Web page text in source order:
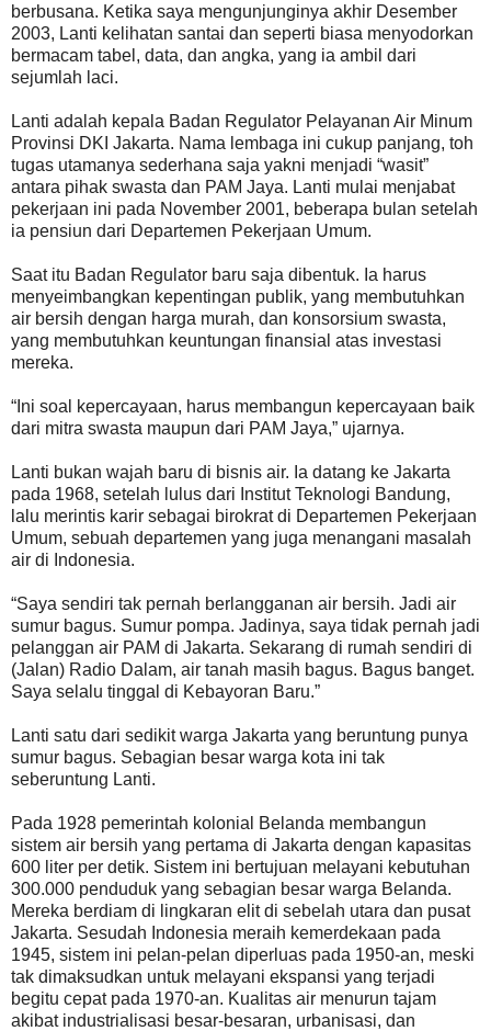
berbusana. Ketika saya mengunjunginya akhir Desember
2003, Lanti kelihatan santai dan seperti biasa menyodorkan
bermacam tabel, data, dan angka, yang ia ambil dari
sejumlah laci.
Lanti adalah kepala Badan Regulator Pelayanan Air Minum
Provinsi DKI Jakarta. Nama lembaga ini cukup panjang, toh
tugas utamanya sederhana saja yakni menjadi “wasit”
antara pihak swasta dan PAM Jaya. Lanti mulai menjabat
pekerjaan ini pada November 2001, beberapa bulan setelah
ia pensiun dari Departemen Pekerjaan Umum.
Saat itu Badan Regulator baru saja dibentuk. Ia harus
menyeimbangkan kepentingan publik, yang membutuhkan
air bersih dengan harga murah, dan konsorsium swasta,
yang membutuhkan keuntungan finansial atas investasi
mereka.
“Ini soal kepercayaan, harus membangun kepercayaan baik
dari mitra swasta maupun dari PAM Jaya,” ujarnya.
Lanti bukan wajah baru di bisnis air. Ia datang ke Jakarta
pada 1968, setelah lulus dari Institut Teknologi Bandung,
lalu merintis karir sebagai birokrat di Departemen Pekerjaan
Umum, sebuah departemen yang juga menangani masalah
air di Indonesia.
“Saya sendiri tak pernah berlangganan air bersih. Jadi air
sumur bagus. Sumur pompa. Jadinya, saya tidak pernah jadi
pelanggan air PAM di Jakarta. Sekarang di rumah sendiri di
(Jalan) Radio Dalam, air tanah masih bagus. Bagus banget.
Saya selalu tinggal di Kebayoran Baru.”
Lanti satu dari sedikit warga Jakarta yang beruntung punya
sumur bagus. Sebagian besar warga kota ini tak
seberuntung Lanti.
Pada 1928 pemerintah kolonial Belanda membangun
sistem air bersih yang pertama di Jakarta dengan kapasitas
600 liter per detik. Sistem ini bertujuan melayani kebutuhan
300.000 penduduk yang sebagian besar warga Belanda.
Mereka berdiam di lingkaran elit di sebelah utara dan pusat
Jakarta. Sesudah Indonesia meraih kemerdekaan pada
1945, sistem ini pelan-pelan diperluas pada 1950-an, meski
tak dimaksudkan untuk melayani ekspansi yang terjadi
begitu cepat pada 1970-an. Kualitas air menurun tajam
akibat industrialisasi besar-besaran, urbanisasi, dan